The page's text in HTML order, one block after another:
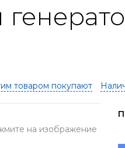
товаром покупают
на изображение